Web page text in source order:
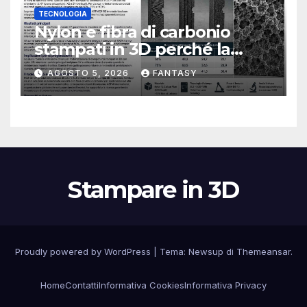
TECNOLOGIA
Nylon e fibra di carbonio
stampati in 3D perché la
resistenza agli urti dipende
dal processo
AGOSTO 5, 2026 FANTASY
Stampare in 3D
Proudly powered by WordPress Tema: Newsup di Themeansar.
HomeContattiInformativa CookiesInformativa Privacy